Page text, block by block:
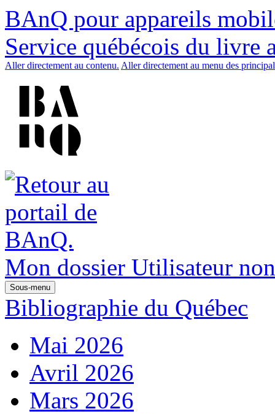
BAnQ pour appareils
Service québécois du livre
Aller directement au contenu. Aller directement au menu des
Mon dossier Utilisateur
Sous-menu
Bibliographie du Québec
Mai 2026
Avril 2026
Mars 2026